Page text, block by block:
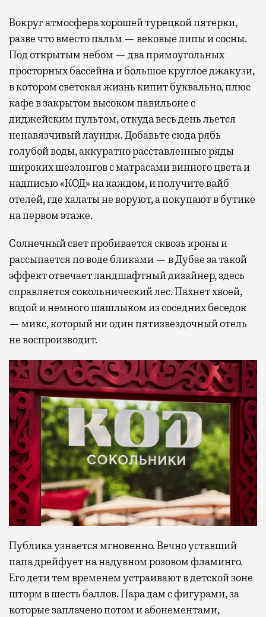
Вокруг атмосфера хорошей турецкой пятерки,
разве что вместо пальм — вековые липы и сосны.
Под открытым небом — два прямоугольных
просторных бассейна и большое круглое джакузи,
в котором светская жизнь кипит буквально, плюс
кафе в закрытом высоком павильоне с
диджейским пультом, откуда весь день льется
ненавязчивый лаундж. Добавьте сюда рябь
голубой воды, аккуратно расставленные ряды
широких шезлонгов с матрасами винного цвета и
надписью «КОД» на каждом, и получите вайб
отелей, где халаты не воруют, а покупают в бутике
на первом этаже.
Солнечный свет пробивается сквозь кроны и
рассыпается по воде бликами — в Дубае за такой
эффект отвечает ландшафтный дизайнер, здесь
справляется сокольнический лес. Пахнет хвоей,
водой и немного шашлыком из соседних беседок
— микс, который ни один пятизвездочный отель
не воспроизводит.
Публика узнается мгновенно. Вечно уставший
папа дрейфует на надувном розовом фламинго.
Его дети тем временем устраивают в детской зоне
шторм в шесть баллов. Пара дам с фигурами, за
которые заплачено потом и абонементами,